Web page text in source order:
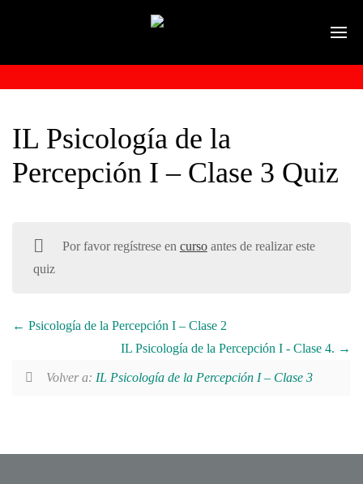
IL Psicología de la
Percepción I – Clase 3 Quiz
Por favor regístrese en cursoantes de realizar este
quiz
Psicología de la Percepción I – Clase 2
IL Psicología de la Percepción I - Clase 4.
Volver a: IL Psicología de la Percepción I – Clase 3